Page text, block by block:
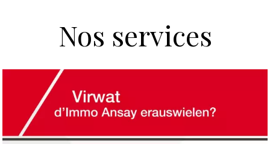
Nos services